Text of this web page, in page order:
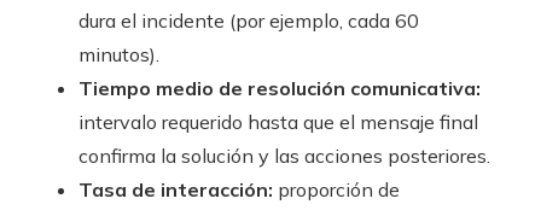
dura el incidente (por ejemplo, cada 60
minutos).
Tiempo medio de resolución comunicativa:
intervalo requerido hasta que el mensaje final
confirma la solución y las acciones posteriores.
Tasa de interacción: proporción de